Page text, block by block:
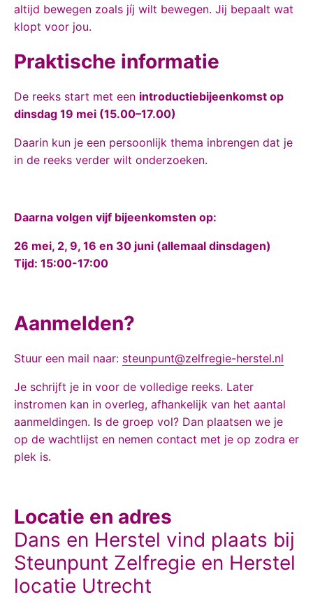
altijd bewegen zoals jíj wilt bewegen. Jij bepaalt wat
klopt voor jou.
Praktische informatie
De reeks start met een introductiebijeenkomst op
dinsdag 19 mei (15.00–17.00)
Daarin kun je een persoonlijk thema inbrengen dat je
in de reeks verder wilt onderzoeken.
Daarna volgen vijf bijeenkomsten op:
26 mei, 2, 9, 16 en 30 juni (allemaal dinsdagen)
Tijd: 15:00-17:00
Aanmelden?
Stuur een mail naar: steunpunt@zelfregie-herstel.nl
Je schrijft je in voor de volledige reeks. Later
instromen kan in overleg, afhankelijk van het aantal
aanmeldingen. Is de groep vol? Dan plaatsen we je
op de wachtlijst en nemen contact met je op zodra er
plek is.
Locatie en adres
Dans en Herstel vind plaats bij
Steunpunt Zelfregie en Herstel
locatie Utrecht